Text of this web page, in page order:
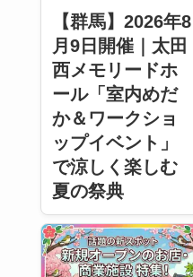
【群馬】2026年8
月9日開催｜太田
西メモリードホ
ール「室内めだ
か＆ワークショ
ップイベント」
で涼しく楽しむ
夏の祭典